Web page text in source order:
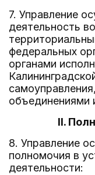
7. Управление
деятельность
федеральных
органами
объединениями
II.
8. Управление
полномочия в
деятельности: